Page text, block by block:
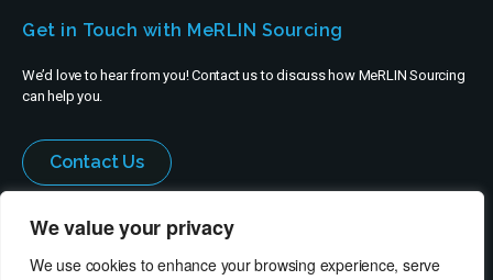
We value your privacy
We use cookies to enhance your browsing experience, serve
Get in Touch with MeRLIN Sourcing
We’d love to hear from you! Contact us to discuss how MeRLIN Sourcing
can help you.
Contact Us